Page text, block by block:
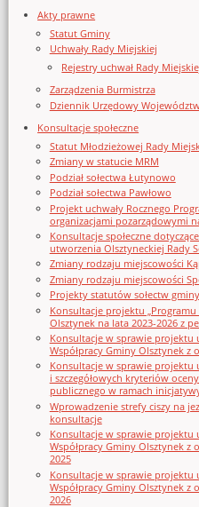
Akty prawne
Statut Gminy
Uchwały Rady Miejskiej
Rejestry uchwał Rady
Zarządzenia Burmistrza
Dziennik Urzędowy
Konsultacje społeczne
Statut Młodzieżowej Rady
Zmiany w statucie MRM
Podział sołectwa Łutynowo
Podział sołectwa Pawłowo
Projekt uchwały Rocznego
organizacjami pozarządowymi
Konsultacje społeczne
utworzenia Olsztyneckiej Rady
Zmiany rodzaju miejscowości
Zmiany rodzaju miejscowości
Projekty statutów sołectw
Konsultacje projektu
Olsztynek na lata 2023-2026 z
Konsultacje w sprawie projektu
Współpracy Gminy Olsztynek z
Konsultacje w sprawie projektu
i szczegółowych kryteriów
publicznego w ramach
Wprowadzenie strefy ciszy na
konsultacje
Konsultacje w sprawie projektu
Współpracy Gminy Olsztynek
2025
Konsultacje w sprawie projektu
Współpracy Gminy Olsztynek
2026